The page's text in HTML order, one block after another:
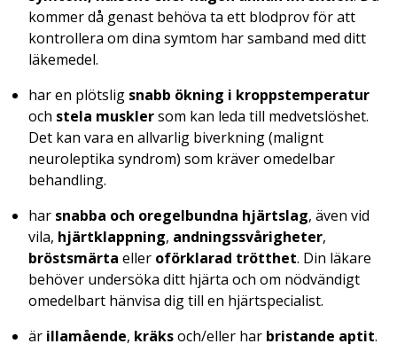
kommer då genast behöva ta ett blodprov för att
kontrollera om dina symtom har samband med ditt
läkemedel.
har en plötslig snabb ökning i kroppstemperatur
och stela musklersom kan leda till medvetslöshet.
Det kan vara en allvarlig biverkning (malignt
neuroleptika syndrom) som kräver omedelbar
behandling.
har snabba och oregelbundna hjärtslag, även vid
vila, hjärtklappning, andningssvårigheter,
bröstsmärta eller oförklarad trötthet. Din läkare
behöver undersöka ditt hjärta och om nödvändigt
omedelbart hänvisa dig till en hjärtspecialist.
är illamående, kräksoch/eller har bristande aptit.